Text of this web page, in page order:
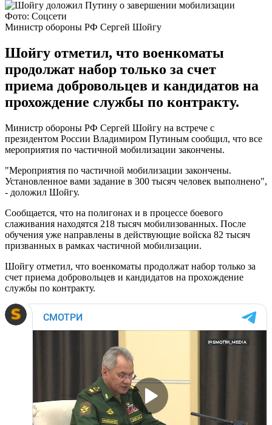
Фото: Соцсети
Министр обороны РФ Сергей Шойгу
Шойгу отметил, что военкоматы
продолжат набор только за счет
приема добровольцев и кандидатов на
прохождение службы по контракту.
Министр обороны РФ Сергей Шойгу на встрече с
президентом России Владимиром Путиным сообщил, что все
мероприятия по частичной мобилизации закончены.
"Мероприятия по частичной мобилизации закончены.
Установленное вами задание в 300 тысяч человек выполнено",
- доложил Шойгу.
Сообщается, что на полигонах и в процессе боевого
слаживания находятся 218 тысяч мобилизованных. После
обучения уже направлены в действующие войска 82 тысяч
призванных в рамках частичной мобилизации.
Шойгу отметил, что военкоматы продолжат набор только за
счет приема добровольцев и кандидатов на прохождение
службы по контракту.